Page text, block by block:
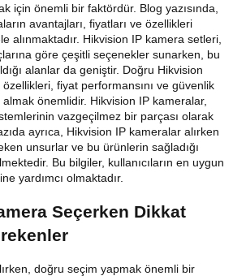
için önemli bir faktördür. Blog yazısında,
avantajları, fiyatları ve özellikleri
alınmaktadır. Hikvision IP kamera setleri,
göre çeşitli seçenekler sunarken, bu
alanlar da geniştir. Doğru Hikvision
fiyat performansını ve güvenlik
almak önemlidir. Hikvision IP kameralar,
vazgeçilmez bir parçası olarak
ayrıca, Hikvision IP kameralar alırken
unsurlar ve bu ürünlerin sağladığı
Bu bilgiler, kullanıcıların en uygun
yardımcı olmaktadır.
Seçerken Dikkat
doğru seçim yapmak önemli bir